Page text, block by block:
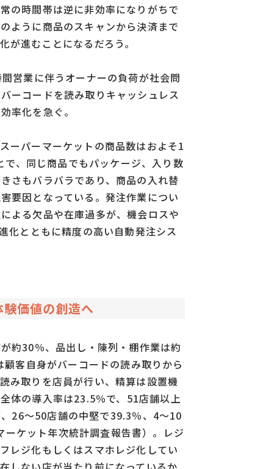
の時間帯は逆に非効率になりがちで
ように商品のスキャンから決済まで
進むことになるだろう。
営業に伴うオーナーの負荷が社会問
ーコードを読み取りキャッシュレス
率化を急ぐ。
ーパーマーケットの商品数はおよそ1
、同じ商品でもパッケージ、入り数
さもバラバラであり、商品の入れ替
要因となっている。発注作業につい
よる欠品や在庫過多が、機会ロスや
化とともに精度の高い自動発注シス
価値の創造へ
約30％、品出し・陳列・棚作業は約
客自身がバーコードの読み取りから
み取りを店員が行い、精算は設置機
体の導入率は23.5％で、51店舗以上
26～50店舗の中堅で39.3％、4～10
ケット年次統計調査報告書）。レジ
レジ化もしくはスマホレジ化してい